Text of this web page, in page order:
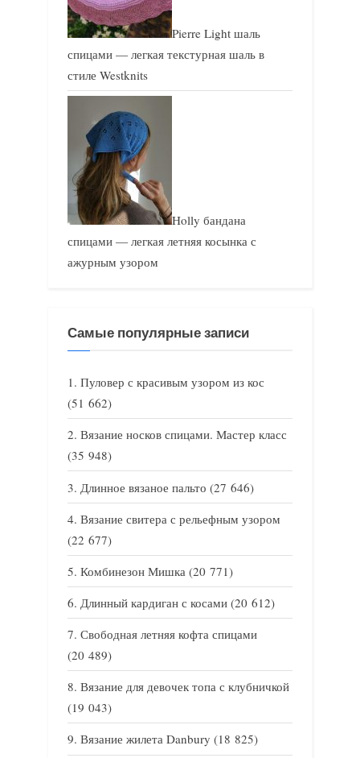
Pierre Light шаль
спицами — легкая текстурная шаль в
стиле Westknits
Holly бандана
спицами — легкая летняя косынка с
ажурным узором
Самые популярные записи
Пуловер с красивым узором из кос
(51 662)
Вязание носков спицами. Мастер класс
(35 948)
Длинное вязаное пальто (27 646)
Вязание свитера с рельефным узором
(22 677)
Комбинезон Мишка (20 771)
Длинный кардиган с косами (20 612)
Свободная летняя кофта спицами
(20 489)
Вязание для девочек топа с клубничкой
(19 043)
Вязание жилета Danbury (18 825)